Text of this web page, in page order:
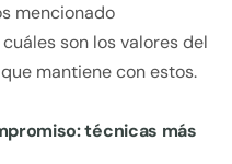
mencionado
son los valores del
mantiene con estos.
técnicas más